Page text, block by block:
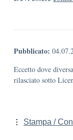
Pubblicato:
Eccetto dove
rilasciato sotto
Stampa /